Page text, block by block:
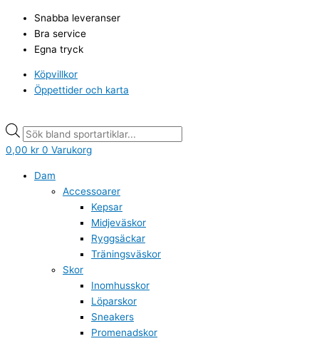
innehåll
Snabba leveranser
Bra service
Egna tryck
Köpvillkor
Öppettider och karta
search
0,00 kr 0 Varukorg
Dam
Accessoarer
Kepsar
Midjeväskor
Ryggsäckar
Träningsväskor
Skor
Inomhusskor
Löparskor
Sneakers
Promenadskor
search
Padded
Jacket
vinterjacka